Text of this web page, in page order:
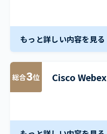
もっと詳しい内容を見る
総合3位 Cisco Webex